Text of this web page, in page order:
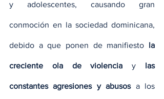
y adolescentes, causando gran
conmoción en la sociedad dominicana,
debido a que ponen de manifiesto la
creciente ola de violencia y las
constantes agresiones y abusos a los